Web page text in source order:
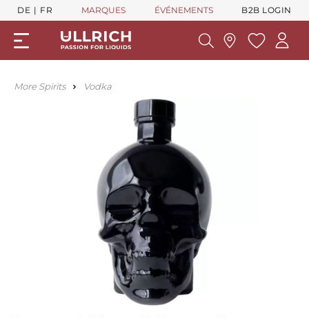
DE FR MARQUES ÉVÉNEMENTS B2B LOGIN
More Spirits Vodka